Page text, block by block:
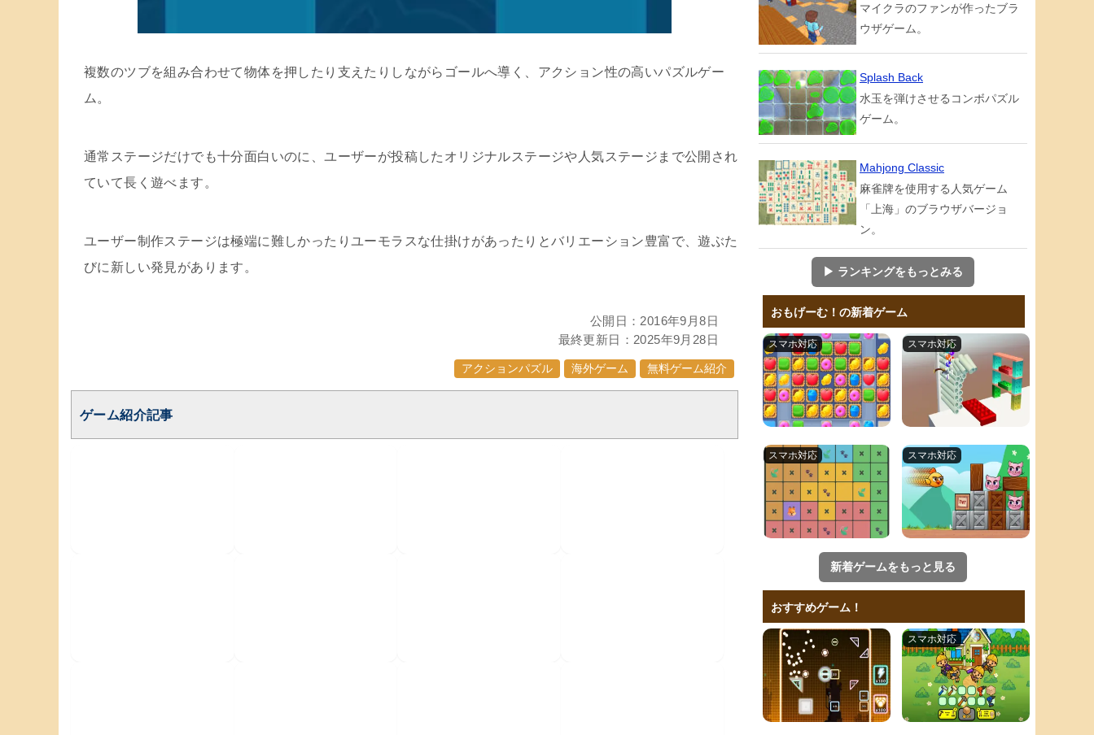
複数のツブを組み合わせて物体を押したり支えたりしながらゴールへ導く、アクション性の高いパズルゲー
ム。
通常ステージだけでも十分面白いのに、ユーザーが投稿したオリジナルステージや人気ステージまで公開され
ていて長く遊べます。
ユーザー制作ステージは極端に難しかったりユーモラスな仕掛けがあったりとバリエーション豊富で、遊ぶた
びに新しい発見があります。
公開日： 2016年9月8日
最終更新日： 2025年9月28日
アクションパズル 海外ゲーム 無料ゲーム紹介
ゲーム紹介記事
マイクラのファンが作ったブラ
ウザゲーム。
Splash Back
水玉を弾けさせるコンボパズル
ゲーム。
Mahjong Classic
麻雀牌を使用する人気ゲーム
「上海」のブラウザバージョ
ン。
▶ ランキングをもっとみる
おもげーむ！の新着ゲーム
新着ゲームをもっと見る
おすすめゲーム！